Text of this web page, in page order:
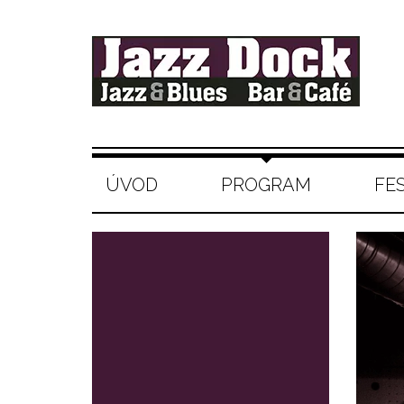
ÚVOD PROGRAM